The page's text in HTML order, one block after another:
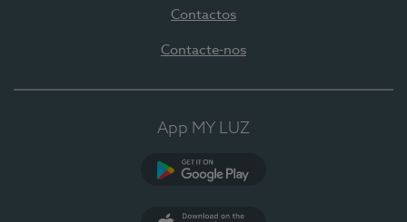
Contactos
Contacte-nos
App MY LUZ